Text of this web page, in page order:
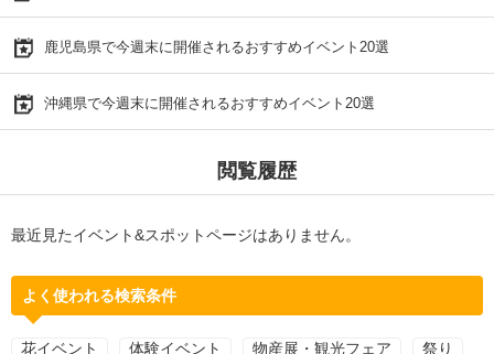
鹿児島県で今週末に開催されるおすすめイベント20選
沖縄県で今週末に開催されるおすすめイベント20選
閲覧履歴
最近見たイベント&スポットページはありません。
よく使われる検索条件
花イベント 体験イベント 物産展・観光フェア 祭り